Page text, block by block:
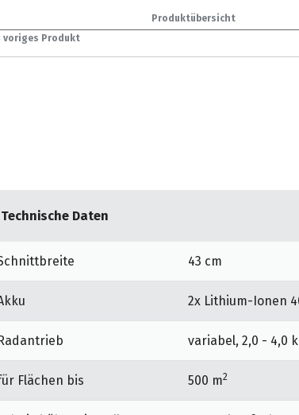
Produktübersicht
voriges Produkt
Technische Daten
43 cm
2x Lithium-Ionen
variabel, 2,0 - 4,0
Flächen bis 500 m2